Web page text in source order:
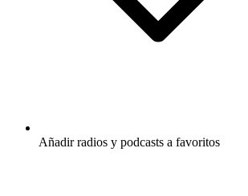
Añadir radios y podcasts a favoritos